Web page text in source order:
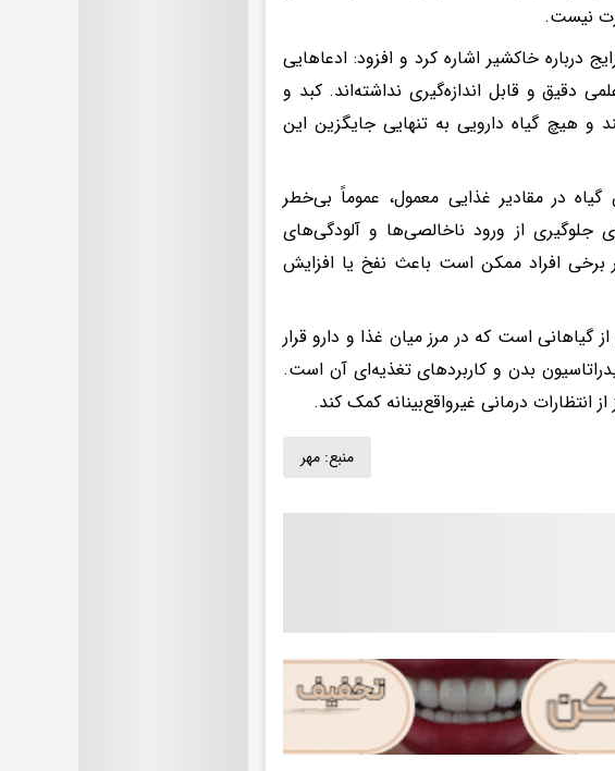
نیست.
خاکشیر اشاره کرد و افزود: ادعاهایی
دقیق و قابل اندازه‌گیری نداشته‌اند. کبد و
و هیچ گیاه دارویی به تنهایی جایگزین این
در مقادیر غذایی معمول، عموماً بی‌خطر
از ورود ناخالصی‌ها و آلودگی‌های
افراد ممکن است باعث نفخ یا افزایش
گیاهانی است که در مرز میان غذا و دارو قرار
بدن و کاربردهای تغذیه‌ای آن است.
انتظارات درمانی غیرواقع‌بینانه کمک کند.
منبع: مهر